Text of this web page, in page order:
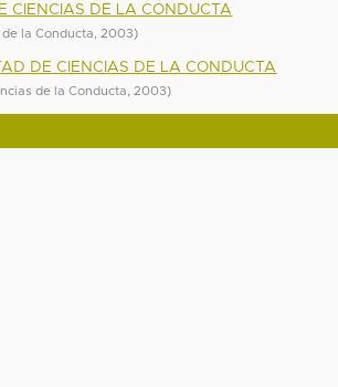
CIENCIAS DE LA CONDUCTA
la Conducta 2003)
DE CIENCIAS DE LA CONDUCTA
de la Conducta 2003)